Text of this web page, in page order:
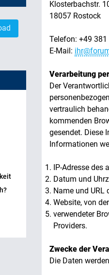
Klosterbachstr.
18057 Rostock
Telefon: +49
E-Mail:
Verarbeitung
Der
vertraulich
kommenden
gesendet. Diese
Informationen
IP-Adresse des
Datum und
Name und URL
Website, von
verwendeter
Providers.
Zwecke der
Die Daten